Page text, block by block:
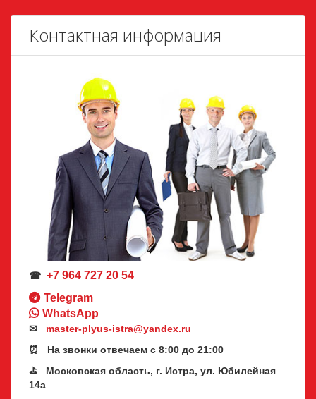
Контактная информация
☎ +7 964 727 20 54
Telegram
WhatsApp
✉ master-plyus-istra@yandex.ru
⏰ На звонки отвечаем с 8:00 до 21:00
⛳ Московская область, г. Истра, ул. Юбилейная
14а